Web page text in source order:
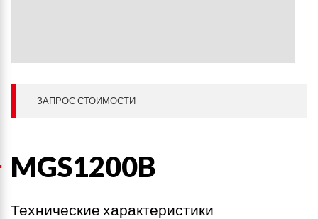
ЗАПРОС СТОИМОСТИ
MGS1200B
Технические характеристики